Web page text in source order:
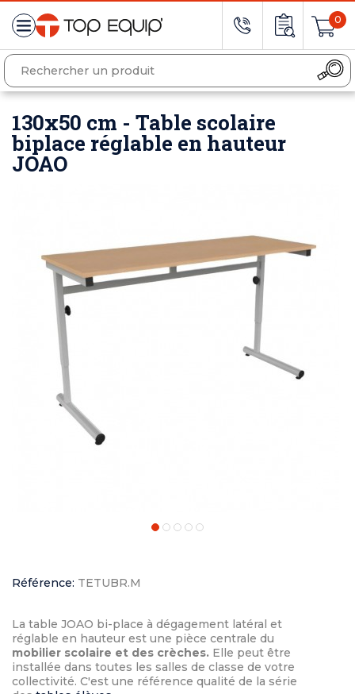
0
130x50 cm - Table scolaire
biplace réglable en hauteur
JOAO
Référence: TETUBR.M
La table JOAO bi-place à dégagement latéral et
réglable en hauteur est une pièce centrale du
mobilier scolaire et des crèches. Elle peut être
installée dans toutes les salles de classe de votre
collectivité. C'est une référence qualité de la série